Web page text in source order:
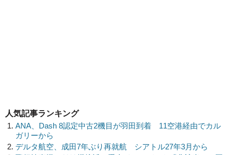
人気記事ランキング
ANA、Dash 8認定中古2機目が羽田到着 11空港経由でカル
ガリーから
デルタ航空、成田7年ぶり再就航 シアトル27年3月から